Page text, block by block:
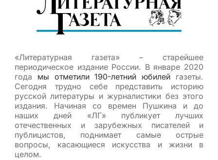
«Литературная газета» – старейшее
периодическое издание России. В январе 2020
года мы отметили 190-летний юбилей газеты.
Сегодня трудно себе представить историю
русской литературы и журналистики без этого
издания. Начиная со времен Пушкина и до
наших дней «ЛГ» публикует лучших
отечественных и зарубежных писателей и
публицистов, поднимает самые острые
вопросы, касающиеся искусства и жизни в
целом.